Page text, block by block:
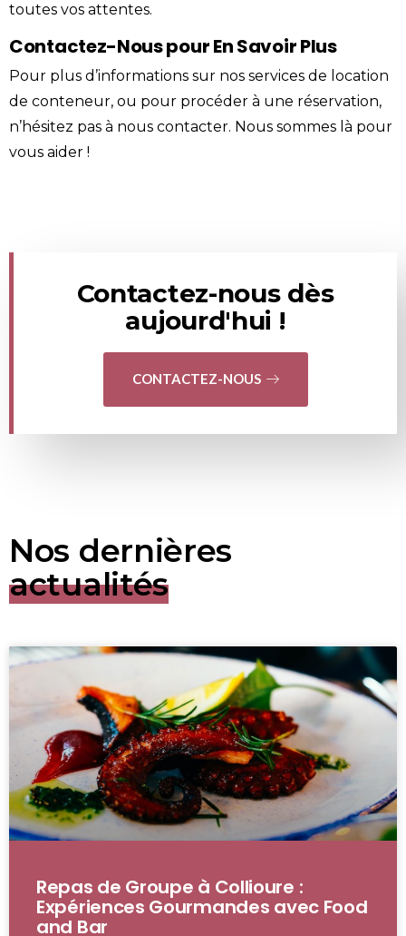
toutes vos attentes.
Contactez-Nous pour En Savoir Plus
Pour plus d’informations sur nos services de location
de conteneur, ou pour procéder à une réservation,
n’hésitez pas à nous contacter. Nous sommes là pour
vous aider !
Contactez-nous dès
aujourd'hui !
CONTACTEZ-NOUS
Nos dernières
actualités
Repas de Groupe à Collioure :
Expériences Gourmandes avec Food
and Bar